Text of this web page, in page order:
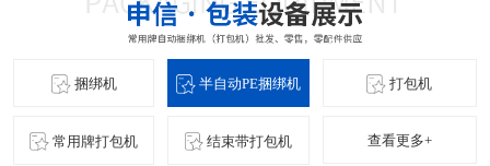
捆绑机 半自动PE捆绑机 打包机
常用牌打包机 结束带打包机 查看更多+